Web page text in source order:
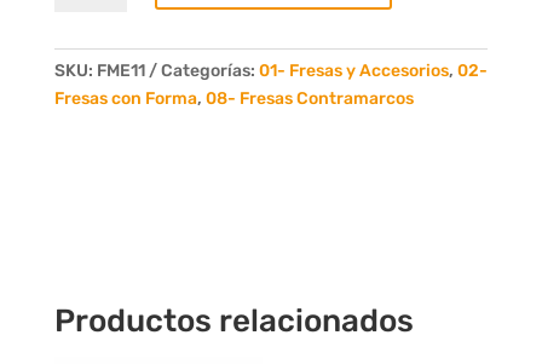
3/4x3
4
SKU: FME11 Categorías: 01- Fresas y Accesorios, 02-
Fresas con Forma, 08- Fresas Contramarcos
Productos relacionados